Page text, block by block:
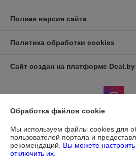
Полная версия сайта
Политика обработки cookies
Сайт создан на платформе Deal.by
Информация для покупателя
Юридическое лицо:ЧУП "ДИАТЕКС"
г.Минск,пр.Независимости,95,к.3,ком.32а
Обработка файлов cookie
Мы используем файлы cookies для
пользователей портала и
рекомендаций. Вы можете
отключить их.